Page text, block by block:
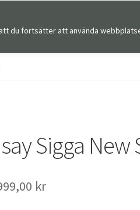
du fortsätter att använda
Sigga New
kr